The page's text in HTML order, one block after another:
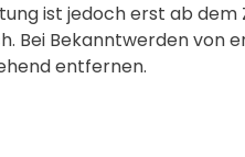
ist jedoch erst ab
Bei Bekanntwerden von
entfernen.